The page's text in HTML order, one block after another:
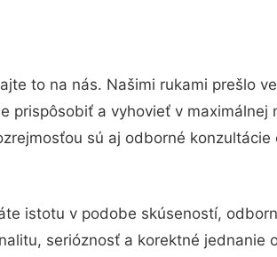
to na nás. Našimi rukami prešlo
prispôsobiť a vyhovieť v
sú aj odborné
istotu v podobe skúseností,
serióznosť a korektné